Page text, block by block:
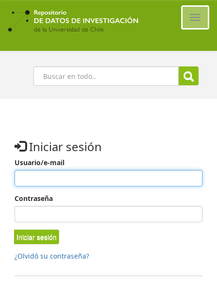
Ir
contenido
principal
Buscar
Iniciar sesión
Usuario/e-mail
Contraseña
Iniciar sesión
¿Olvidó su contraseña?